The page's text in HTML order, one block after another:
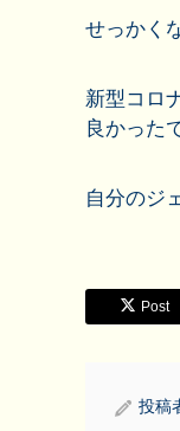
せっかく
新型コロ
良かった
自分のジ
Post
投稿